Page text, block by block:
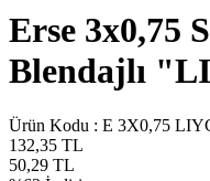
Erse 3x0,75
Blendajlı
Ürün Kodu : E 3X0,75
132,35 TL
50,29 TL